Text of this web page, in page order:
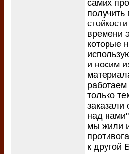
самих
времени
которые
и носим
только
заказали
над
мы жили
к другой